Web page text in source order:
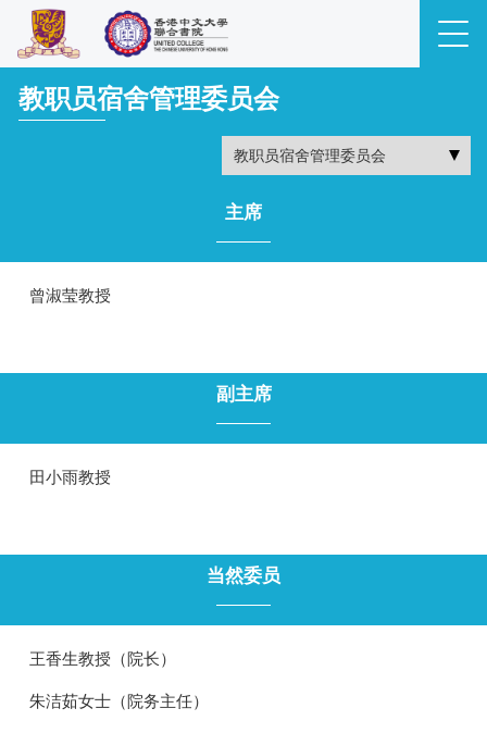
教职员宿舍管理委员会
主席
曾淑莹教授
副主席
田小雨教授
当然委员
王香生教授（院长）
朱洁茹女士（院务主任）